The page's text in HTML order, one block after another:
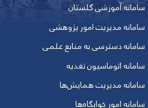
سامانه آموزشی گلستان
سامانه مدیریت امور پژوهشی
سامانه دسترسی به منابع علمی
سامانه اتوماسیون تغذیه
سامانه مدیریت همایش‌ها
سامانه امور خوابگاه‌ها